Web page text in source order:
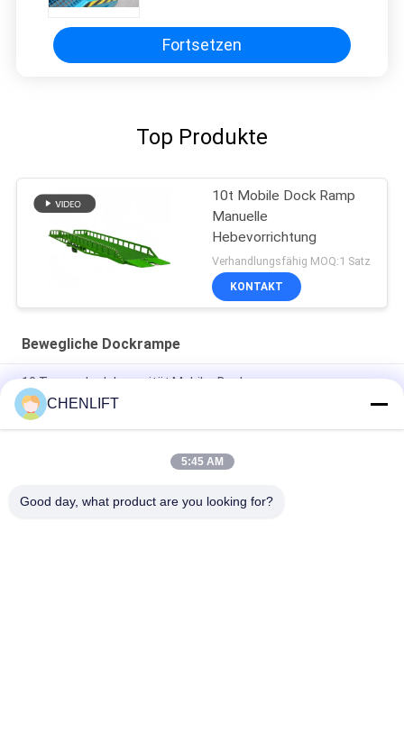
Fortsetzen
Top Produkte
10t Mobile Dock Ramp
Manuelle
Hebevorrichtung
Verhandlungsfähig MOQ:1 Satz
KONTAKT
Bewegliche Dockrampe
10 Tonnen Ladekapazität Mobiler Dockrampe,
Containerlademarke
Große Ladekapazität mobile Dockrampe mit Auslegern
8000 kg Kapazität Container-Ladung Portable Dock-Ramp
CHENLIFT
5:45 AM
Good day, what product are you looking for?